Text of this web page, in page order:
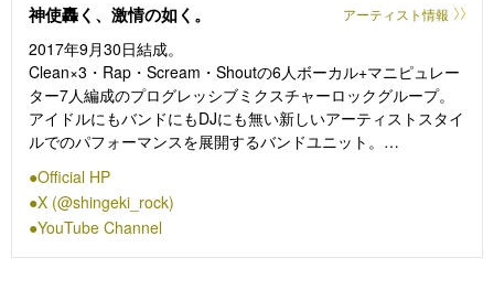
神使轟く、激情の如く。 アーティスト情報
2017年9月30日結成。
Clean×3・Rap・Scream・Shoutの6人ボーカル+マニピュレー
ター7人編成のプログレッシブミクスチャーロックグループ。
アイドルにもバンドにもDJにも無い新しいアーティストスタイ
ルでのパフォーマンスを展開するバンドユニット。
は幕張メッセでの単独公演を控えているだけでなく、2022年8
月には「SUMMER SONIC 2022」の出演が決定した。
その音楽性やパフォーマンスは昨今のバンドシーンで非常に高
い評価を得ており、KEYTALK・SILENT SIREN・SHANKな
Official HP
X (@shingeki_rock)
YouTube Channel